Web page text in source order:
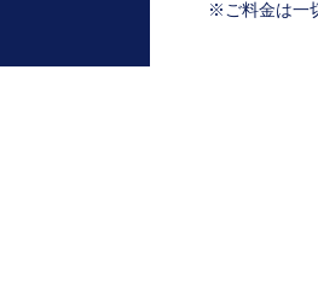
​※ご料金は一